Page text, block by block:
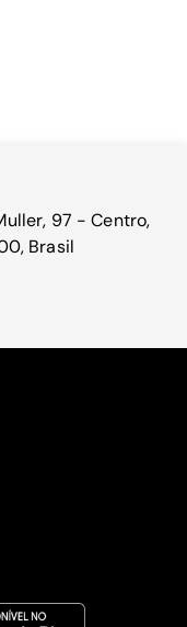
97 - Centro,
Brasil